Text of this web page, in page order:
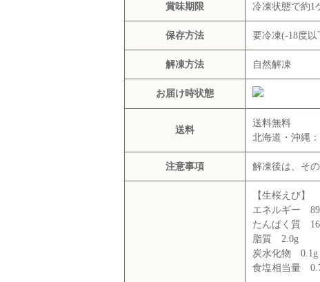
賞味期限 冷凍状態で約1
保存方法 要冷凍(-18度以
解凍方法 自然解凍
お届け時状態
送料
送料無料
北海道・沖縄：
注意事項 解凍後は、そ
【生桜えび】
エネルギー
たんぱく質
脂質 2.0g
炭水化物 0.1g
食塩相当量